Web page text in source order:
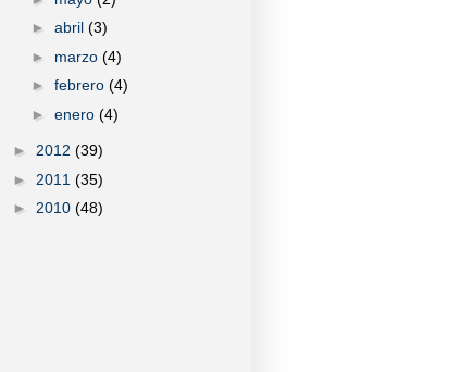
► abril (3)
► marzo (4)
► febrero (4)
► enero (4)
► 2012 (39)
► 2011 (35)
► 2010 (48)